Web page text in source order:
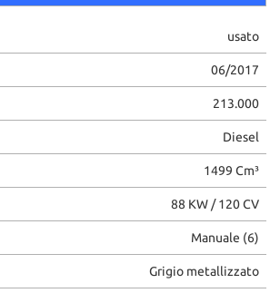
usato
06/2017
213.000
Diesel
1499 Cm³
88 KW / 120 CV
Manuale (6)
Grigio metallizzato